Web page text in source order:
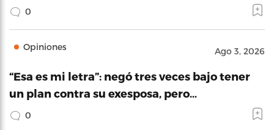
0
Opiniones Ago 3, 2026
“Esa es mi letra”: negó tres veces bajo tener
un plan contra su exesposa, pero…
0